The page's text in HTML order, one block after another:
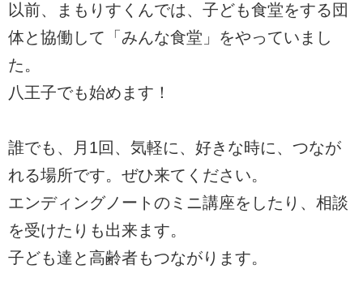
以前、まもりすくんでは、子ども食堂をする団
体と協働して「みんな食堂」をやっていまし
た。
八王子でも始めます！
誰でも、月1回、気軽に、好きな時に、つなが
れる場所です。ぜひ来てください。
エンディングノートのミニ講座をしたり、相談
を受けたりも出来ます。
子ども達と高齢者もつながります。